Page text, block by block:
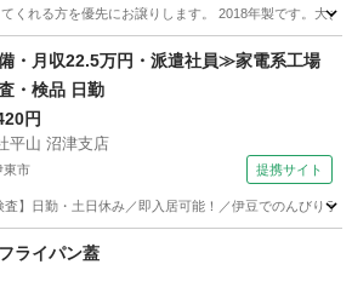
くれる方を優先にお譲りします。 2018年製です。大
季節、空調家電
・月収22.5万円・派遣社員≫家電系工場
・検品 日勤
円
平山 沼津支店
東市 提携サイト
査】日勤・土日休み／即入居可能！／伊豆でのんびり
ライパン蓋